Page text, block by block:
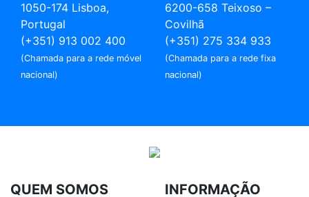
1050-174 Lisboa,
Portugal
(+351) 913 002 400
(Chamada para a rede móvel
nacional)
6200-658 Teixoso –
Covilhã
(+351) 275 334 933
(Chamada para a rede fixa
nacional)
QUEM SOMOS INFORMAÇÃO